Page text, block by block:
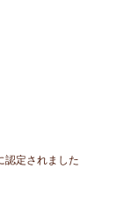
認定されました